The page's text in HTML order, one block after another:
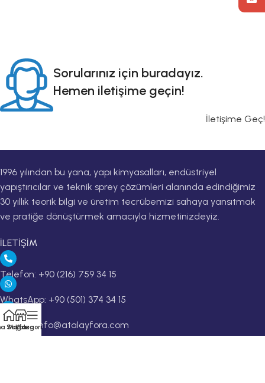
Sorularınız için buradayız.
Hemen iletişime geçin!
İletişime Geç!
1996 yılından bu yana, yapı kimyasalları, endüstriyel
yapıştırıcılar ve teknik sprey çözümleri alanında edindiğimiz
30 yıllık teorik bilgi ve üretim tecrübemizi sahaya yansıtmak
ve pratiğe dönüştürmek amacıyla hizmetinizdeyiz.
İLETİŞİM
Telefon: +90 (216) 759 34 15
WhatsApp: +90 (501) 374 34 15
E-Posta: info@atalayfora.com
Sayfa
Mağaza
Kategoriler